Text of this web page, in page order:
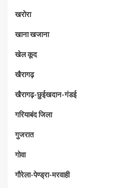
खरोरा
खाना खजाना
खेल कूद
खैरागढ़
खैरागढ़-छुईखदान-गंडई
गरियाबंद जिला
गुजरात
गोवा
गौरेला-पेण्ड्रा-मरवाही